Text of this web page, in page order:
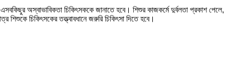
অস্বাভাবিকতা চিকিৎসককে জানাতে হবে। শিশুর কাজকর্মে দুর্বলতা প্রকাশ পেলে,
চিকিৎসকের তত্ত্বাবধানে জরুরি চিকিৎসা দিতে হবে।